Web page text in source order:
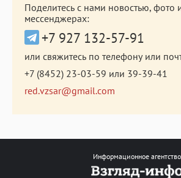
Поделитесь с нами новостью, фото
мессенджерах:
+7 927 132-57-91
или свяжитесь по телефону или
+7 (8452) 23-03-59 или 39-39-41
red.vzsar@gmail.com
Информационное агентство